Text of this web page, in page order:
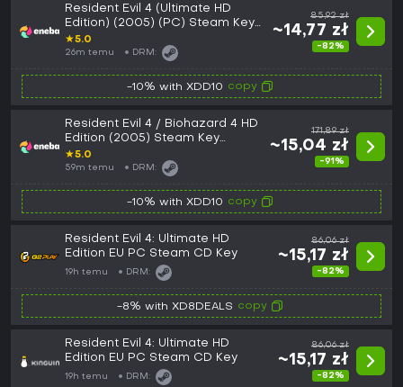
Resident Evil 4 (Ultimate HD
Edition) (2005) (PC) Steam Key
EUROPE
★5.0
26m temu DRM:
85,92 zł
~14,77 zł
-82%
-10% with XDD10 copy
Resident Evil 4 / Biohazard 4 HD
Edition (2005) Steam Key
EUROPE
★5.0
59m temu DRM:
171,89 zł
~15,04 zł
-91%
-10% with XDD10 copy
Resident Evil 4: Ultimate HD
Edition EU PC Steam CD Key
19h temu DRM:
86,06 zł
~15,17 zł
-82%
-8% with XD8DEALS copy
Resident Evil 4: Ultimate HD
Edition EU PC Steam CD Key
19h temu DRM:
86,06 zł
~15,17 zł
-82%